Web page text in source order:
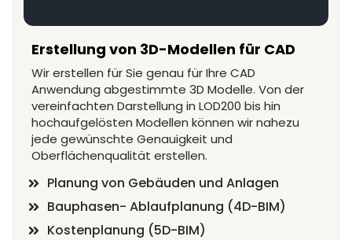
Erstellung von 3D-Modellen für CAD
Wir erstellen für Sie genau für Ihre CAD
Anwendung abgestimmte 3D Modelle. Von der
vereinfachten Darstellung in LOD200 bis hin
hochaufgelösten Modellen können wir nahezu
jede gewünschte Genauigkeit und
Oberflächenqualität erstellen.
Planung von Gebäuden und Anlagen
Bauphasen- Ablaufplanung (4D-BIM)
Kostenplanung (5D-BIM)